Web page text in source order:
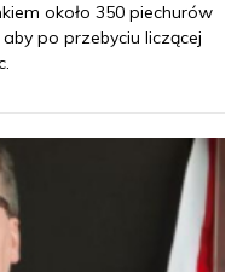
około 350 piechurów
po przebyciu liczącej